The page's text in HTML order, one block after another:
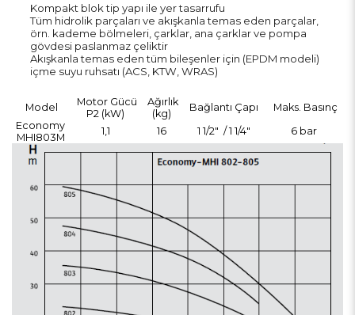
Kompakt blok tip yapı ile yer tasarrufu
Tüm hidrolik parçaları ve akışkanla temas eden parçalar,
örn. kademe bölmeleri, çarklar, ana çarklar ve pompa
gövdesi paslanmaz çeliktir
Akışkanla temas eden tüm bileşenler için (EPDM modeli)
içme suyu ruhsatı (ACS, KTW, WRAS)
Model
Motor Gücü
P2 (kW)
Ağırlık
(kg)
Bağlantı Çapı
Maks. Basınç
Economy
MHI803M
1,1 16 1 1/2" / 1 1/4" 6 bar